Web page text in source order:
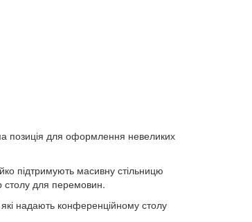
позиція для оформлення невеликих
підтримують масивну стільницю
столу для перемовин.
надають конференційному столу